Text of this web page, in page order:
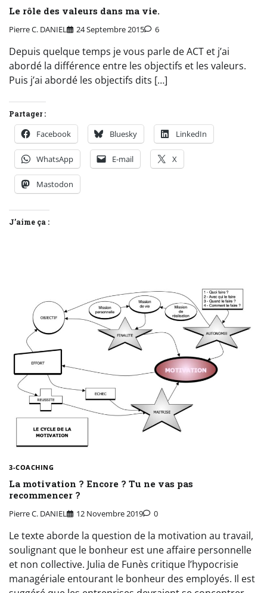
Le rôle des valeurs dans ma vie.
Pierre C. DANIEL 24 Septembre 2015 6
Depuis quelque temps je vous parle de ACT et j’ai
abordé la différence entre les objectifs et les valeurs.
Puis j’ai abordé les objectifs dits […]
Partager :
Facebook Bluesky LinkedIn
WhatsApp E-mail X
Mastodon
J’aime ça :
3-COACHING
La motivation ? Encore ? Tu ne vas pas
recommencer ?
Pierre C. DANIEL 12 Novembre 2019 0
Le texte aborde la question de la motivation au travail,
soulignant que le bonheur est une affaire personnelle
et non collective. Julia de Funès critique l’hypocrisie
managériale entourant le bonheur des employés. Il est